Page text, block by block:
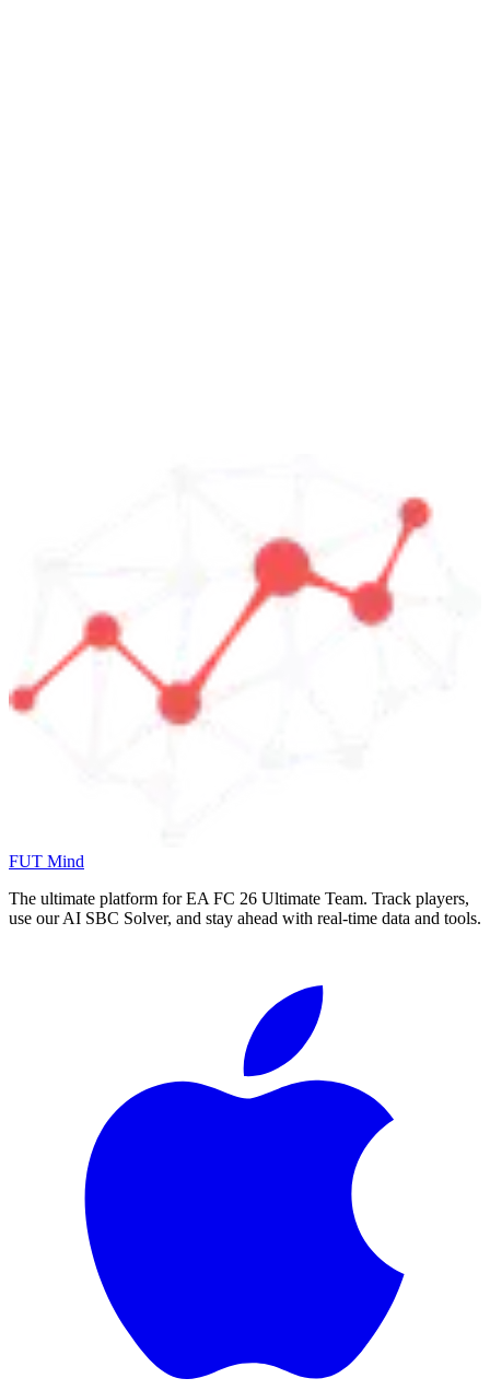
FUT Mind
The ultimate platform for EA FC 26 Ultimate Team. Track players,
use our AI SBC Solver, and stay ahead with real-time data and tools.